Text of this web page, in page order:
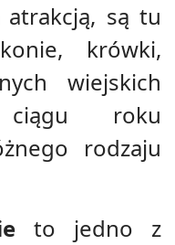
atrakcją, są tu
krówki,
wiejskich
roku
rodzaju
to jedno z